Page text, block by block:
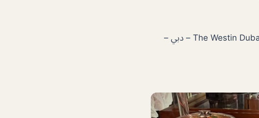
The Westin Dubai Mina Seyahi Beach Resort & Marina, Dubai Marina – دبي –